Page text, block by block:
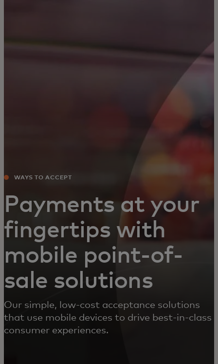
Für Unternehmen
WAYS TO ACCEPT
Payments at your
fingertips with
mobile point-of-
sale solutions
Our simple, low-cost acceptance solutions
that use mobile devices to drive best-in-class
consumer experiences.